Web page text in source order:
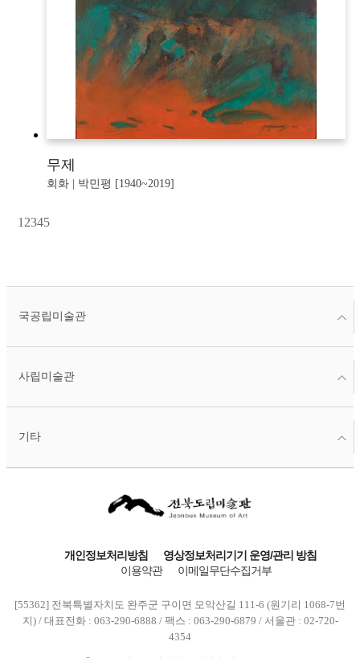
무제
회화 | 박민평 [1940~2019]
1 2345
국공립미술관
사립미술관
기타
개인정보처리방침
영상정보처리기기 운영/관리 방침
이용약관
이메일무단수집거부
[55362] 전북특별자치도 완주군 구이면 모악산길 111-6 (원기리 1068-7번
지) / 대표전화 : 063-290-6888 / 팩스 : 063-290-6879 / 서울관 : 02-720-
4354